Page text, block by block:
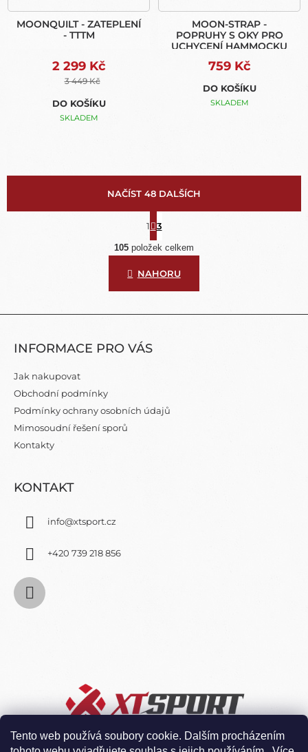
Tento web používá soubory cookie. Dalším procházením
MOONQUILT - ZATEPLENÍ
- TTTM
2 299 Kč
3 449 Kč
DO KOŠÍKU
SKLADEM
MOON-STRAP -
POPRUHY S OKY PRO
UCHYCENÍ HAMMOCKU
759 Kč
DO KOŠÍKU
SKLADEM
O
V
Á
D
C
V
NAČÍST 48 DALŠÍCH
S
T
R
Á
N
K
O
V
N
1 3
105 položek celkem
NAHORU
INFORMACE PRO VÁS
Jak nakupovat
Obchodní podmínky
Podmínky ochrany osobních údajů
Mimosoudní řešení sporů
Kontakty
KONTAKT
info@xtsport.cz
+420 739 218 856